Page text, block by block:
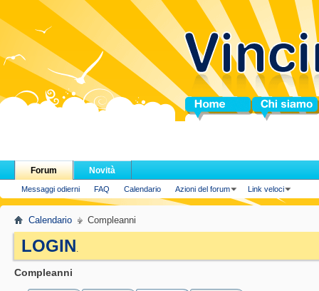
Home Chi siamo
Forum
Messaggi odierni FAQ Calendario Azioni del forum Link veloci
Novità
Calendario Compleanni
LOGIN.
Compleanni